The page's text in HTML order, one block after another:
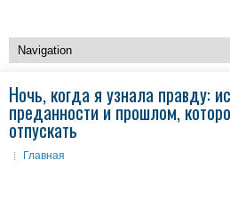
Ночь, когда я узнала правду:
преданности и прошлом,
отпускать
Главная